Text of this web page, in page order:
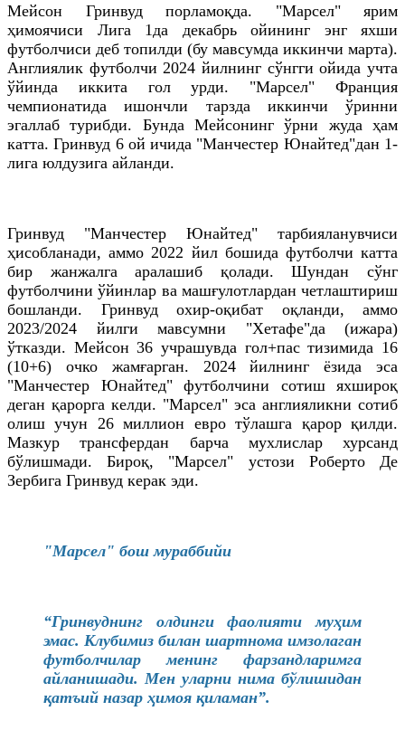
Мейсон Гринвуд порламоқда. "Марсел" ярим
ҳимоячиси Лига 1да декабрь ойининг энг яхши
футболчиси деб топилди (бу мавсумда иккинчи марта).
Англиялик футболчи 2024 йилнинг сўнгги ойида учта
ўйинда иккита гол урди. "Марсел" Франция
чемпионатида ишончли тарзда иккинчи ўринни
эгаллаб турибди. Бунда Мейсонинг ўрни жуда ҳам
катта. Гринвуд 6 ой ичида "Манчестер Юнайтед"дан 1-
лига юлдузига айланди.
Гринвуд "Манчестер Юнайтед" тарбияланувчиси
ҳисобланади, аммо 2022 йил бошида футболчи катта
бир жанжалга аралашиб қолади. Шундан сўнг
футболчини ўйинлар ва машғулотлардан четлаштириш
бошланди. Гринвуд охир-оқибат оқланди, аммо
2023/2024 йилги мавсумни "Хетафе"да (ижара)
ўтказди. Мейсон 36 учрашувда гол+пас тизимида 16
(10+6) очко жамғарган. 2024 йилнинг ёзида эса
"Манчестер Юнайтед" футболчини сотиш яхшироқ
деган қарорга келди. "Марсел" эса англияликни сотиб
олиш учун 26 миллион евро тўлашга қарор қилди.
Мазкур трансфердан барча мухлислар хурсанд
бўлишмади. Бироқ, "Марсел" устози Роберто Де
Зербига Гринвуд керак эди.
"Марсел" бош мураббийи
“Гринвуднинг олдинги фаолияти муҳим
эмас. Клубимиз билан шартнома имзолаган
футболчилар менинг фарзандларимга
айланишади. Мен уларни нима бўлишидан
қатъий назар ҳимоя қиламан”.